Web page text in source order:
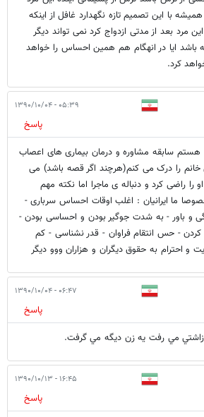
با این تصمیم تازه نگهدارد غافل از اینکه
مرد بعد از مدتی ازدواج کرد نمی تواند دیگر
باشد ایا در انهگام هم همین احساس را خواهد
کرد.
۰۵:۳۹ - ۱۳۹۰/۱۰/۰۴
پاسخ
هستم سابقه مشاوره و درمان بیماری های اعصاب
خانم را درک می کنم(هرچند اگر قصه باشد) می
راضی کرد و دنباله ی ماجرا اما نکته مهم
ما ایرانیان : اغلب اوقات احساس سرباری -
و باور - به شدت جوگیر بودن و احساسی بودن -
- حس انتقام فراوان - قدر نشناسی - کم
و احترام به حقوق دیگران و هزاران ووو دیگر
۰۶:۴۷ - ۱۳۹۰/۱۰/۰۴
پاسخ
زاشتي مي رفت يه زن ديگه مي گرفت.
۱۶:۴۵ - ۱۳۹۰/۱۰/۱۳
پاسخ